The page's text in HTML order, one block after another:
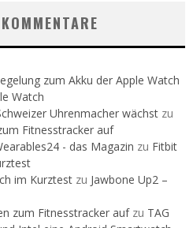
zum Akku der Apple Watch
Watch
Uhrenmacher wächst zu
Fitnesstracker auf
- das Magazin zu Fitbit
im Kurztest zu Jawbone Up2 –
zum Fitnesstracker aufzu TAG